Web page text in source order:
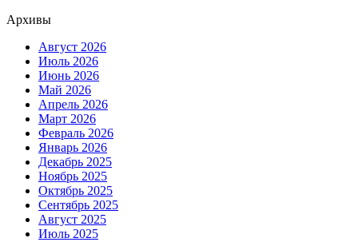
Архивы
Август 2026
Июль 2026
Июнь 2026
Май 2026
Апрель 2026
Март 2026
Февраль 2026
Январь 2026
Декабрь 2025
Ноябрь 2025
Октябрь 2025
Сентябрь 2025
Август 2025
Июль 2025